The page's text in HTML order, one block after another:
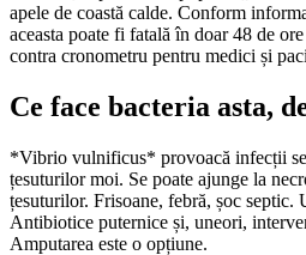
apele de coastă calde. Conform
aceasta poate fi fatală în doar 48 de
contra cronometru pentru medici și
Ce face bacteria asta,
*Vibrio vulnificus* provoacă infecții
țesuturilor moi. Se poate ajunge la
țesuturilor. Frisoane, febră, șoc septic.
Antibiotice puternice și, uneori,
Amputarea este o opțiune.